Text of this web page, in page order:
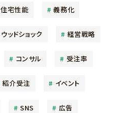
住宅性能 義務化
ウッドショック 経営戦略
コンサル 受注率
紹介受注 イベント
SNS 広告